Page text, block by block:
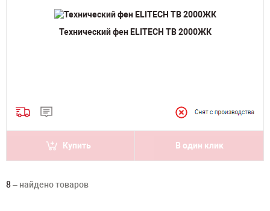
Технический фен ELITECH ТВ 2000ЖК
Купить В один клик
8– найдено товаров